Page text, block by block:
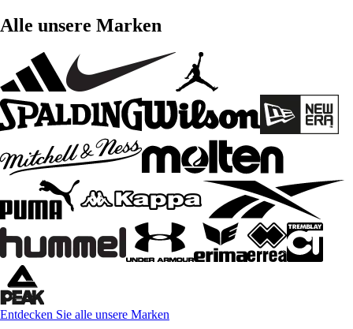
Alle unsere Marken
Entdecken Sie alle unsere Marken